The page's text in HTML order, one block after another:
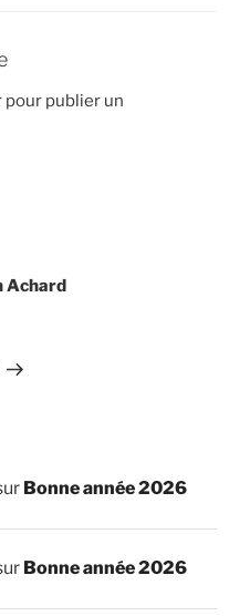
pour publier un
Achard
Bonne année 2026
Bonne année 2026